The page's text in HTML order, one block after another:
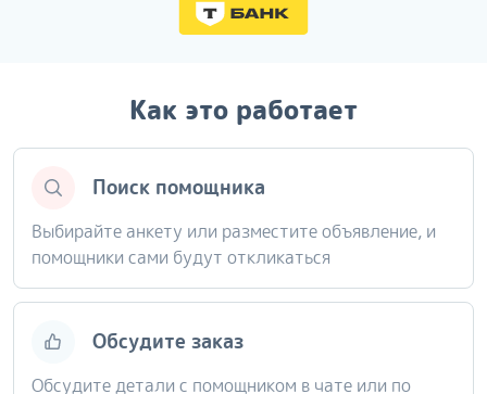
Как это работает
Поиск помощника
Выбирайте анкету или разместите объявление, и
помощники сами будут откликаться
Обсудите заказ
Обсудите детали с помощником в чате или по